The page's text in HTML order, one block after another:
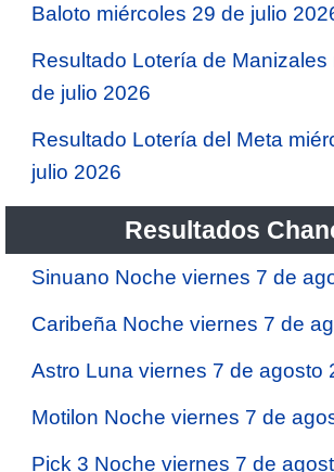
Baloto miércoles 29 de julio
Resultado Lotería de Manizales
de julio 2026
Resultado Lotería del Meta
julio 2026
Resultados
Sinuano Noche viernes 7 de
Caribeña Noche viernes 7 de
Astro Luna viernes 7 de agosto
Motilon Noche viernes 7 de
Pick 3 Noche viernes 7 de